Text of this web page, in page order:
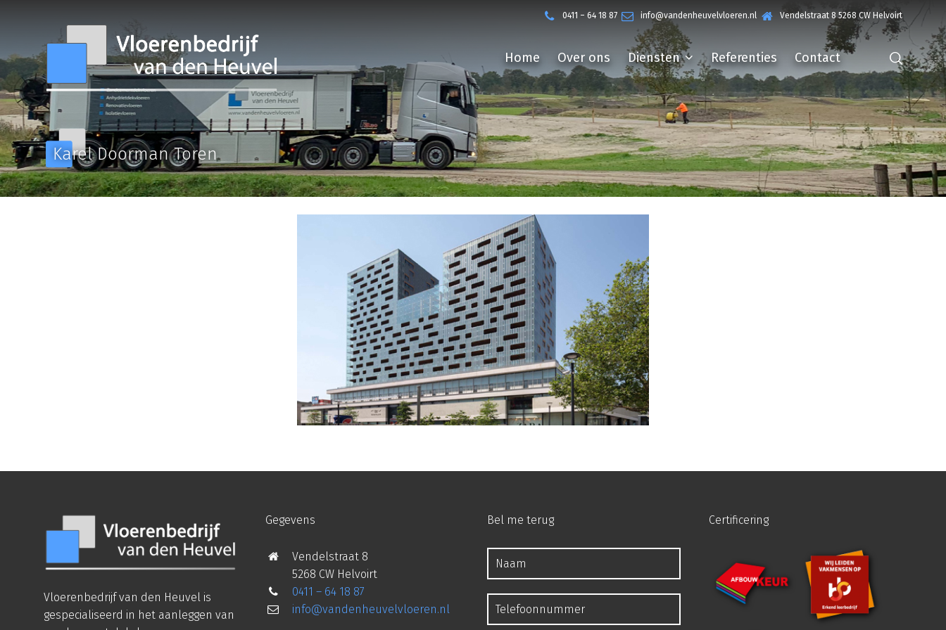
0411 – 64 18 87 info@vandenheuvelvloeren.nl Vendelstraat 8 5268 CW Helvoirt
Home Over ons Diensten Referenties Contact
Karel Doorman Toren
Vloerenbedrijf van den Heuvel is
gespecialiseerd in het aanleggen van
Gegevens
Vendelstraat 8
5268 CW Helvoirt
0411 – 64 18 87
info@vandenheuvelvloeren.nl
Bel me terug Certificering